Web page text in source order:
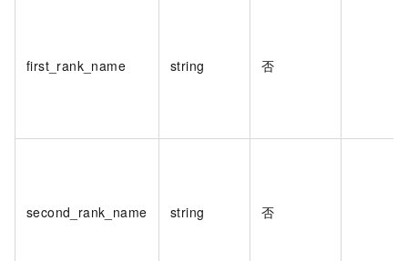
first_rank_name string 否
second_rank_name string 否